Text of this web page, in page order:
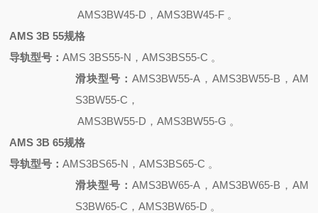
AMS3BW45-D，AMS3BW45-F 。
AMS 3B 55规格
导轨型号：AMS 3BS55-N，AMS3BS55-C 。
滑块型号： AMS3BW55-A，AMS3BW55-B，AM
S3BW55-C，
AMS3BW55-D，AMS3BW55-G 。
AMS 3B 65规格
导轨型号：AMS3BS65-N，AMS3BS65-C 。
滑块型号： AMS3BW65-A，AMS3BW65-B，AM
S3BW65-C，AMS3BW65-D 。